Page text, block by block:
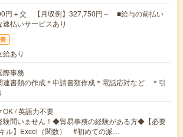
円＋交 【月収例】327,750円～ ■給与の前払い
速払いサービスあり
給あり
際事務
連書類の作成＊申請書類作成＊電話応対など ＊引
OK / 英語力不要
問いません！◆貿易事務の経験がある方◆【必要
ル】Excel（関数） #初めての派…